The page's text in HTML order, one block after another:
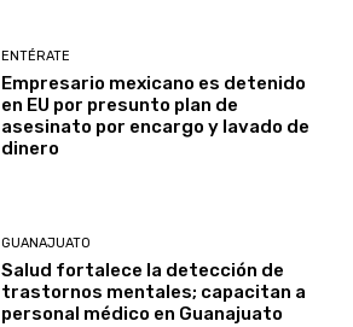
ENTÉRATE
Empresario mexicano es detenido
en EU por presunto plan de
asesinato por encargo y lavado de
dinero
GUANAJUATO
Salud fortalece la detección de
trastornos mentales; capacitan a
personal médico en Guanajuato